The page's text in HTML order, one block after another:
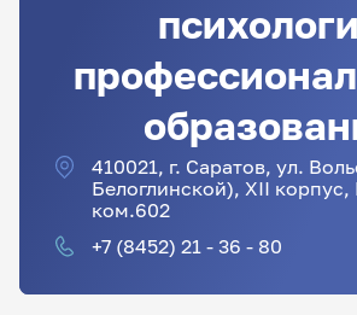
410021, г. Саратов, ул.
Белоглинской), XII
ком.602
+7 (8452) 21 - 36 - 80